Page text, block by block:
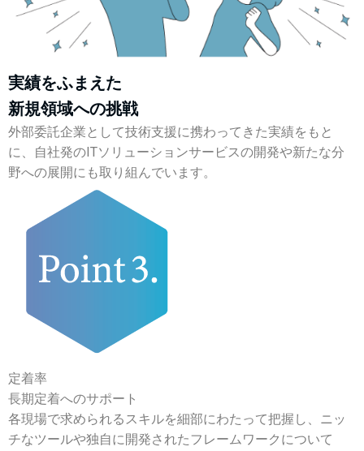
実績をふまえた
新規領域への挑戦
外部委託企業として技術支援に携わってきた実績をもと
に、自社発のITソリューションサービスの開発や新たな分
野への展開にも取り組んでいます。
定着率
長期定着へのサポート
各現場で求められるスキルを細部にわたって把握し、ニッ
チなツールや独自に開発されたフレームワークについて